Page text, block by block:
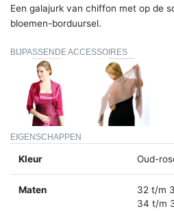
Een galajurk van chiffon met op de
bloemen-borduursel.
BIJPASSENDE ACCESSOIRES
EIGENSCHAPPEN
Kleur Oud-
Maten
32 t/m
34 t/m